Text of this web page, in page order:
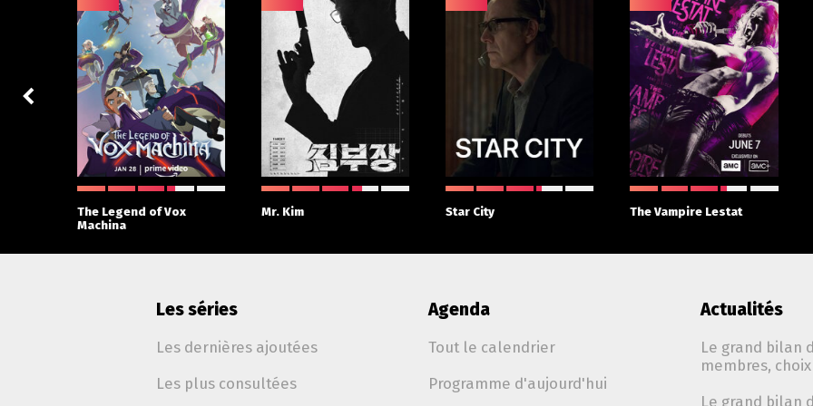
The Legend of Vox
Machina
Mr. Kim Star City The Vampire Lestat
Les séries
Les dernières ajoutées
Les plus consultées
Agenda
Tout le calendrier
Programme d'aujourd'hui
Actualités
Le grand bilan
membres,
Le grand bilan